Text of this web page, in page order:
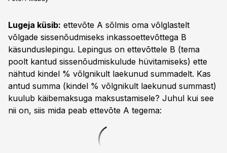
Lugeja küsib: ettevõte A sõlmis oma võlglastelt
võlgade sissenõudmiseks inkassoettevõttega B
käsunduslepingu. Lepingus on ettevõttele B (tema
poolt kantud sissenõudmiskulude hüvitamiseks) ette
nähtud kindel % võlgnikult laekunud summadelt. Kas
antud summa (kindel % võlgnikult laekunud summast)
kuulub käibemaksuga maksustamisele? Juhul kui see
nii on, siis mida peab ettevõte A tegema: